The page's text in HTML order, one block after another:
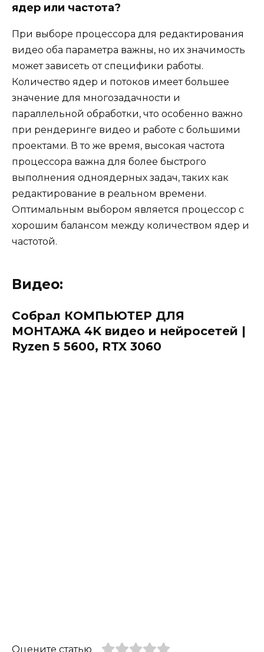
ядер или частота?
При выборе процессора для редактирования
видео оба параметра важны, но их значимость
может зависеть от специфики работы.
Количество ядер и потоков имеет большее
значение для многозадачности и
параллельной обработки, что особенно важно
при рендеринге видео и работе с большими
проектами. В то же время, высокая частота
процессора важна для более быстрого
выполнения одноядерных задач, таких как
редактирование в реальном времени.
Оптимальным выбором является процессор с
хорошим балансом между количеством ядер и
частотой.
Видео:
Собрал КОМПЬЮТЕР ДЛЯ
МОНТАЖА 4K видео и нейросетей |
Ryzen 5 5600, RTX 3060
Оцените статью